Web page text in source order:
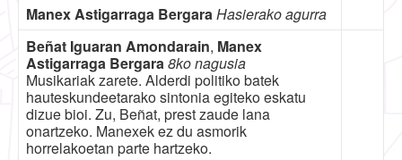
Manex Astigarraga BergaraHasierako agurra
Beñat Iguaran Amondarain, Manex
Astigarraga Bergara8ko nagusia
Musikariak zarete. Alderdi politiko batek
hauteskundeetarako sintonia egiteko eskatu
dizue bioi. Zu, Beñat, prest zaude lana
onartzeko. Manexek ez du asmorik
horrelakoetan parte hartzeko.